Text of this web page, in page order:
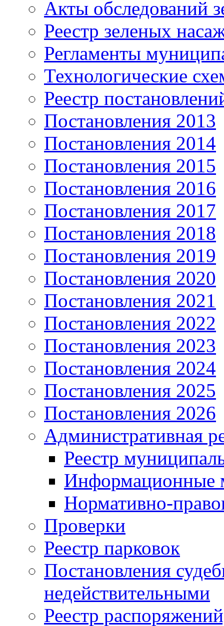
Акты обследований
Реестр зеленых
Регламенты
Технологические
Реестр
Постановления 2013
Постановления 2014
Постановления 2015
Постановления 2016
Постановления 2017
Постановления 2018
Постановления 2019
Постановления 2020
Постановления 2021
Постановления 2022
Постановления 2023
Постановления 2024
Постановления 2025
Постановления 2026
Административная
Реестр
Информационные
Нормативно-
Проверки
Реестр парковок
Постановления
недействительными
Реестр